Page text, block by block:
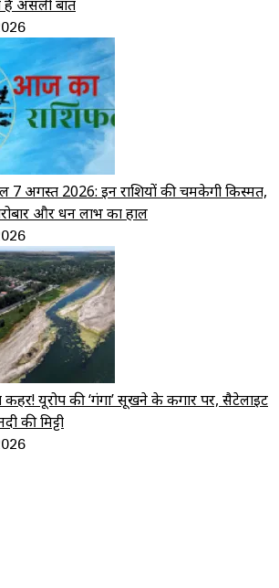
है असली बात
अगस्त 2026: इन राशियों की चमकेगी किस्मत,
और धन लाभ का हाल
यूरोप की ‘गंगा’ सूखने के कगार पर, सैटेलाइट
की मिट्टी